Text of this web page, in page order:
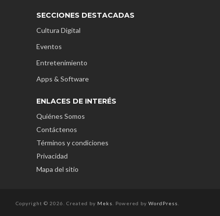
SECCIONES DESTACADAS
Cultura Digital
Eventos
Entretenimiento
Apps & Software
ENLACES DE INTERÉS
Quiénes Somos
Contáctenos
Términos y condiciones
Privacidad
Mapa del sitio
Copyright © 2026. Created by Meks . Powered by WordPress